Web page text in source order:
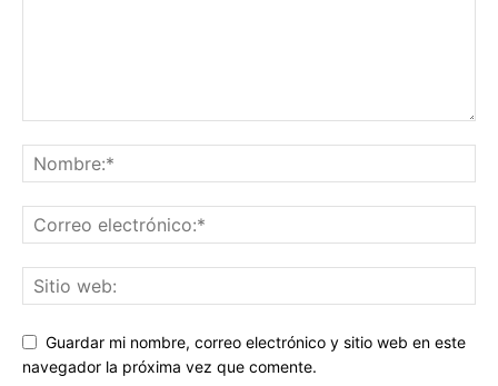
Guardar mi nombre, correo electrónico y sitio web en este
navegador la próxima vez que comente.